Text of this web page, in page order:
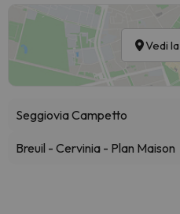
Vedi
Seggiovia Campetto
Breuil - Cervinia - Plan Maison